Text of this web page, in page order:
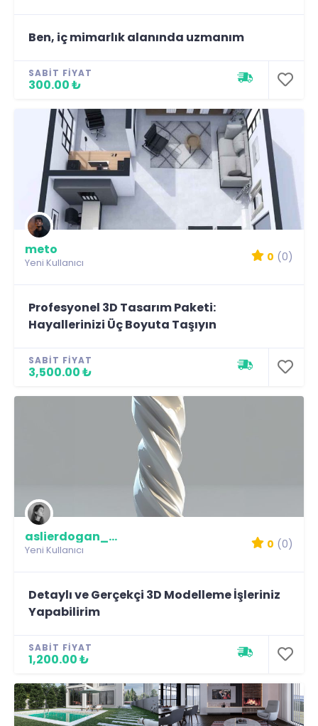
Ben, iç mimarlık alanında uzmanım
SABIT FIYAT
300.00 ₺
meto
Yeni Kullanıcı 0 (0)
Profesyonel 3D Tasarım Paketi:
Hayallerinizi Üç Boyuta Taşıyın
SABIT FIYAT
3,500.00 ₺
aslierdogan_creative
Yeni Kullanıcı 0 (0)
Detaylı ve Gerçekçi 3D Modelleme İşleriniz
Yapabilirim
SABIT FIYAT
1,200.00 ₺